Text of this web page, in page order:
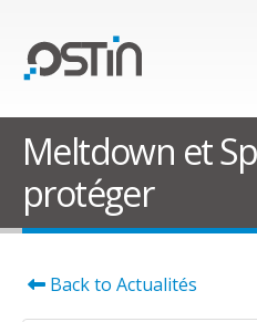
Meltdown et
protéger
Back to Actualités